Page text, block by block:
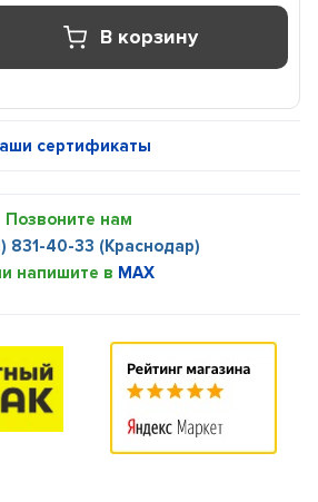
В корзину
сертификаты
Позвоните нам
831-40-33 (Краснодар)
напишите в MAX